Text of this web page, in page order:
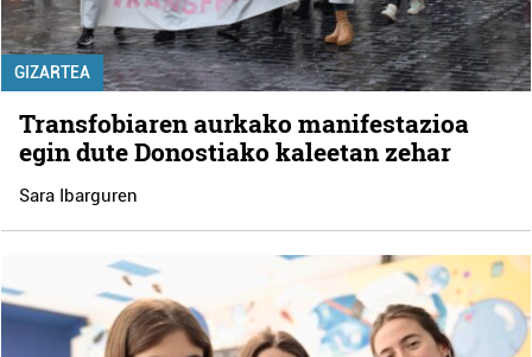
GIZARTEA
Transfobiaren aurkako manifestazioa
egin dute Donostiako kaleetan zehar
Sara Ibarguren